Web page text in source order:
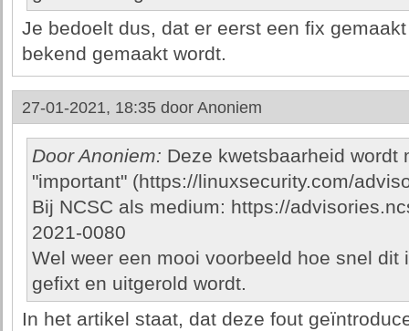
Je bedoelt dus, dat er eerst een fix
bekend gemaakt wordt.
27-01-2021, 18:35 door Anoniem
Door Anoniem: Deze kwetsbaarheid wordt
"important" (https://linuxsecurity.com/
Bij NCSC als medium: https://
2021-0080
Wel weer een mooi voorbeeld hoe snel dit
gefixt en uitgerold wordt.
In het artikel staat, dat deze fout